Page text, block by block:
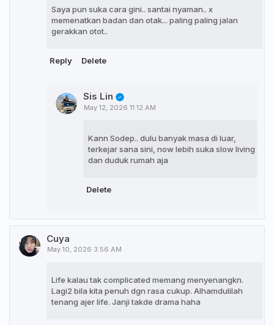
Saya pun suka cara gini.. santai nyaman.. x
memenatkan badan dan otak... paling paling jalan
gerakkan otot..
Reply Delete
Sis Lin
May 12, 2026 11:12 AM
Kann Sodep.. dulu banyak masa di luar,
terkejar sana sini, now lebih suka slow living
dan duduk rumah aja
Delete
Cuya
May 10, 2026 3:56 AM
Life kalau tak complicated memang menyenangkn.
Lagi2 bila kita penuh dgn rasa cukup. Alhamdulilah
tenang ajer life. Janji takde drama haha